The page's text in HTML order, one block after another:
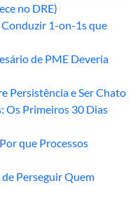
no DRE)
Conduzir 1-on-1s que
de PME Deveria
Persistência e Ser Chato
Os Primeiros 30 Dias
que Processos
Perseguir Quem